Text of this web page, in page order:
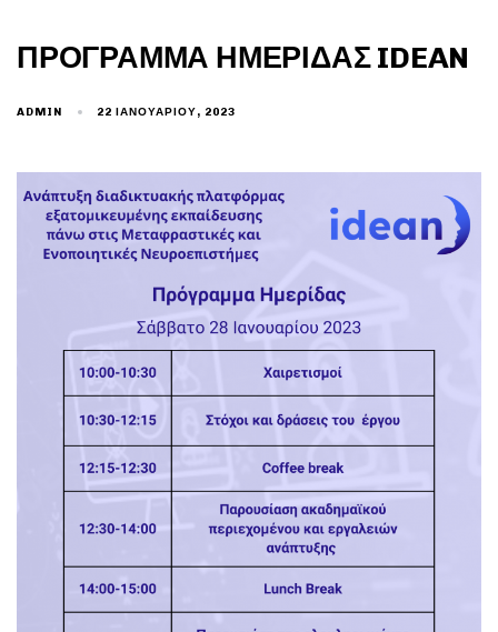
ΠΡΌΓΡΑΜΜΑ ΗΜΕΡΊΔΑΣ IDEAN
ADMIN 22 ΙΑΝΟΥΑΡΊΟΥ, 2023